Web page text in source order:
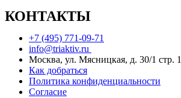
КОНТАКТЫ
+7 (495) 771-09-71
info@triaktiv.ru
Москва, ул. Мясницкая, д. 30/1 стр. 1
Как добраться
Политика конфиденциальности
Согласие